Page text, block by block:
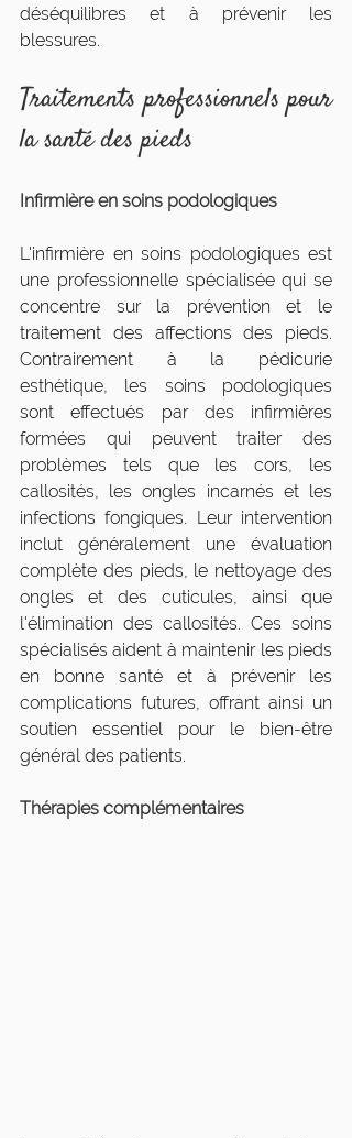
déséquilibres et à prévenir les
blessures.
Traitements professionnels pour
la santé des pieds
Infirmière en soins podologiques
L'infirmière en soins podologiques est
une professionnelle spécialisée qui se
concentre sur la prévention et le
traitement des affections des pieds.
Contrairement à la pédicurie
esthétique, les soins podologiques
sont effectués par des infirmières
formées qui peuvent traiter des
problèmes tels que les cors, les
callosités, les ongles incarnés et les
infections fongiques. Leur intervention
inclut généralement une évaluation
complète des pieds, le nettoyage des
ongles et des cuticules, ainsi que
l'élimination des callosités. Ces soins
spécialisés aident à maintenir les pieds
en bonne santé et à prévenir les
complications futures, offrant ainsi un
soutien essentiel pour le bien-être
général des patients.
Thérapies complémentaires